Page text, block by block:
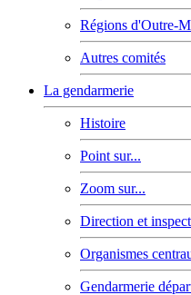
Régions d'Outre-
Autres comités
La gendarmerie
Histoire
Point sur...
Zoom sur...
Direction et
Organismes
Gendarmerie